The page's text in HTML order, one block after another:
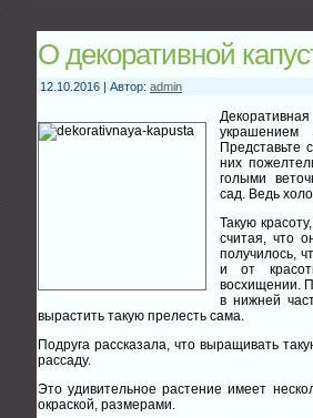
О декоративной
12.10.2016 | Автор: admin
Представьте
них
голыми
сад. Ведь
Такую
считая, что
получилось,
и от
восхищении.
в нижней
вырастить такую прелесть сама.
Подруга рассказала, что выращивать
рассаду.
Это удивительное растение имеет
окраской, размерами.